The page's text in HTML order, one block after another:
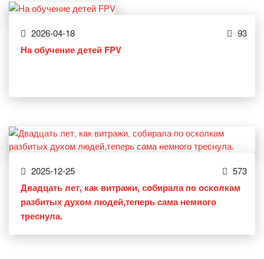
2026-04-18 93
На обучение детей FPV
2025-12-25 573
Двадцать лет, как витражи, собирала по осколкам
разбитых духом людей,теперь сама немного
треснула.